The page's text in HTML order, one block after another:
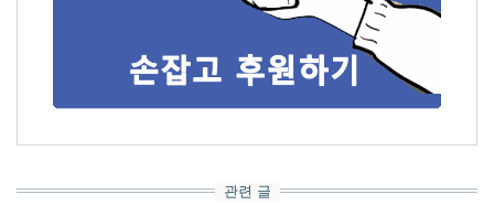
관련 글